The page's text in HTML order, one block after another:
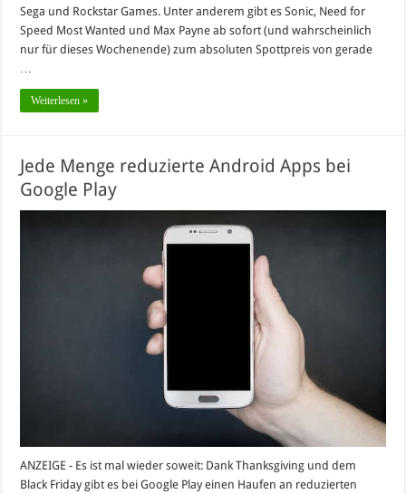
Sega und Rockstar Games. Unter anderem gibt es Sonic, Need for
Speed Most Wanted und Max Payne ab sofort (und wahrscheinlich
nur für dieses Wochenende) zum absoluten Spottpreis von gerade
Weiterlesen »
Jede Menge reduzierte Android Apps bei
Google Play
ANZEIGE - Es ist mal wieder soweit: Dank Thanksgiving und dem
Black Friday gibt es bei Google Play einen Haufen an reduzierten